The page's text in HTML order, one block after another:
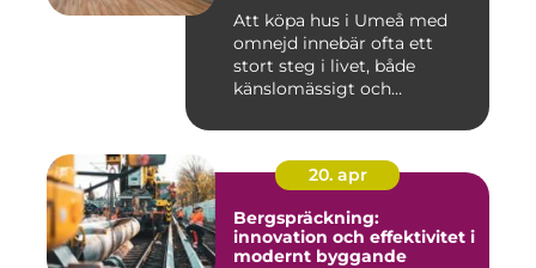
Att köpa hus i Umeå med
omnejd innebär ofta ett
stort steg i livet, både
känslomässigt och
20. apr
Bergspräckning:
innovation och effektivitet i
modernt byggande